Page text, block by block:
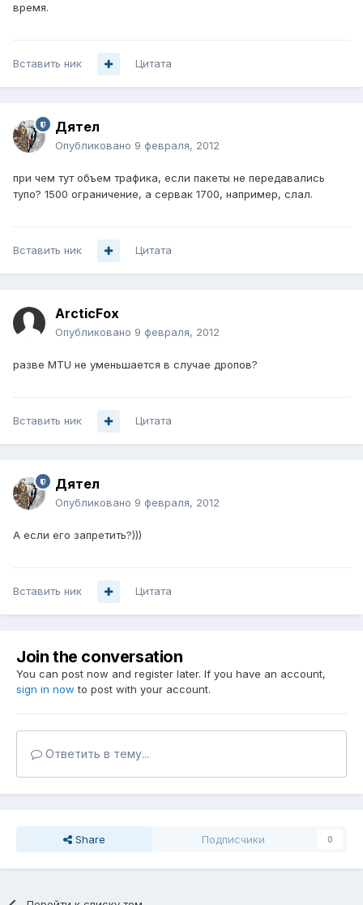
время.
Вставить ник Цитата
Дятел
Опубликовано 9 февраля, 2012
при чем тут объем трафика, если пакеты не передавались
тупо? 1500 ограничение, а сервак 1700, например, слал.
Вставить ник Цитата
ArcticFox
Опубликовано 9 февраля, 2012
разве MTU не уменьшается в случае дропов?
Вставить ник Цитата
Дятел
Опубликовано 9 февраля, 2012
А если его запретить?)))
Вставить ник Цитата
Join the conversation
You can post now and register later. If you have an account,
sign in now to post with your account.
Ответить в тему...
Share Подписчики 0